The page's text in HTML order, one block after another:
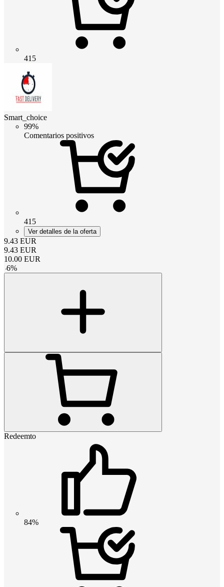
415
Smart_choice
99%
Comentarios positivos
415
Ver detalles de la oferta
9.43 EUR
9.43 EUR
10.00 EUR
-6%
Redeemto
84%